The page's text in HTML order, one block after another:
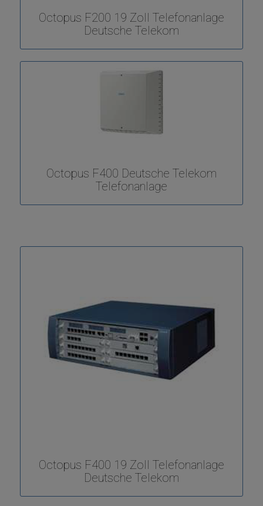
Octopus F200 19 Zoll Telefonanlage
Deutsche Telekom
Octopus F400 Deutsche Telekom
Telefonanlage
Octopus F400 19 Zoll Telefonanlage
Deutsche Telekom